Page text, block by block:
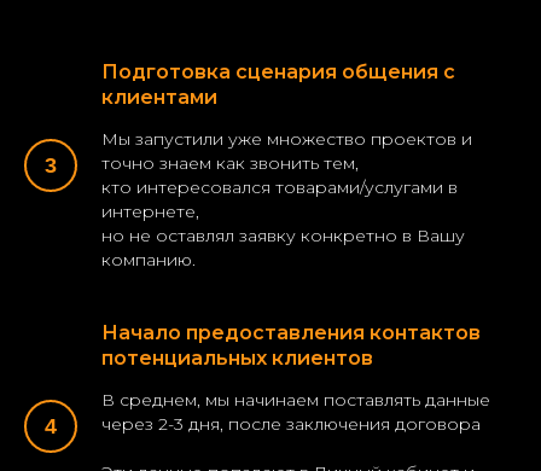
Подготовка сценария общения с
клиентами
Мы запустили уже множество проектов и
точно знаем как звонить тем,
кто интересовался товарами/услугами в
интернете,
но не оставлял заявку конкретно в Вашу
компанию.
Начало предоставления контактов
потенциальных клиентов
В среднем, мы начинаем поставлять данные
через 2-3 дня, после заключения договора